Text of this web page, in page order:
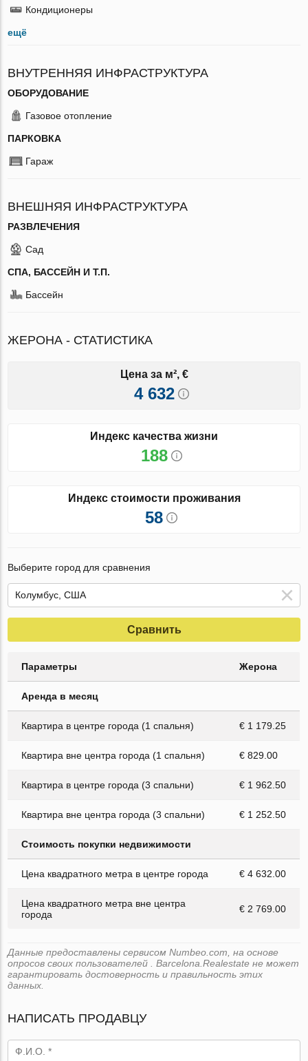
Кондиционеры
ещё
ВНУТРЕННЯЯ ИНФРАСТРУКТУРА
ОБОРУДОВАНИЕ
Газовое отопление
ПАРКОВКА
Гараж
ВНЕШНЯЯ ИНФРАСТРУКТУРА
РАЗВЛЕЧЕНИЯ
Сад
СПА, БАССЕЙН И Т.П.
Бассейн
ЖЕРОНА - СТАТИСТИКА
Цена за м², €
4 632
Индекс качества жизни
188
Индекс стоимости проживания
58
Выберите город для сравнения
Сравнить
Параметры Жерона
Аренда в месяц
Квартира в центре города (1 спальня) € 1 179.25
Квартира вне центра города (1 спальня) € 829.00
Квартира в центре города (3 спальни) € 1 962.50
Квартира вне центра города (3 спальни) € 1 252.50
Стоимость покупки недвижимости
Цена квадратного метра в центре города € 4 632.00
Цена квадратного метра вне центра
города
€ 2 769.00
Данные предоставлены сервисом Numbeo.com, на основе
опросов своих пользователей . Barcelona.Realestate не может
гарантировать достоверность и правильность этих
данных.
НАПИСАТЬ ПРОДАВЦУ